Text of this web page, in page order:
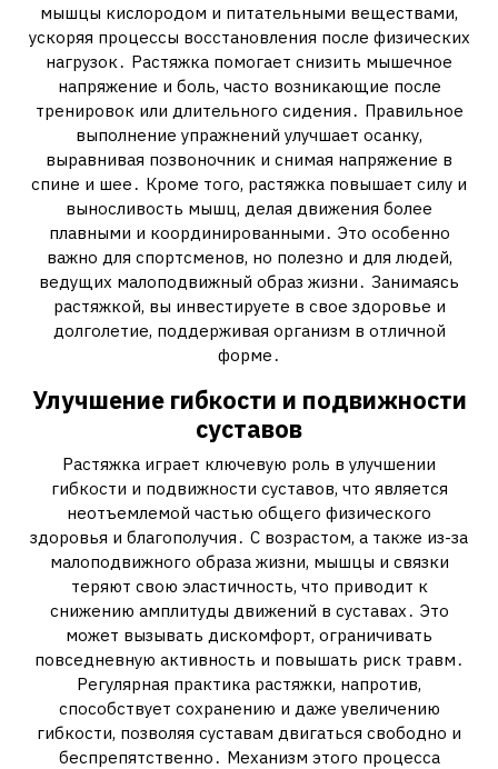
мышцы кислородом и питательными веществами,
ускоряя процессы восстановления после физических
нагрузок․ Растяжка помогает снизить мышечное
напряжение и боль, часто возникающие после
тренировок или длительного сидения․ Правильное
выполнение упражнений улучшает осанку,
выравнивая позвоночник и снимая напряжение в
спине и шее․ Кроме того, растяжка повышает силу и
выносливость мышц, делая движения более
плавными и координированными․ Это особенно
важно для спортсменов, но полезно и для людей,
ведущих малоподвижный образ жизни․ Занимаясь
растяжкой, вы инвестируете в свое здоровье и
долголетие, поддерживая организм в отличной
форме․
Улучшение гибкости и подвижности
суставов
Растяжка играет ключевую роль в улучшении
гибкости и подвижности суставов, что является
неотъемлемой частью общего физического
здоровья и благополучия․ С возрастом, а также из-за
малоподвижного образа жизни, мышцы и связки
теряют свою эластичность, что приводит к
снижению амплитуды движений в суставах․ Это
может вызывать дискомфорт, ограничивать
повседневную активность и повышать риск травм․
Регулярная практика растяжки, напротив,
способствует сохранению и даже увеличению
гибкости, позволяя суставам двигаться свободно и
беспрепятственно․ Механизм этого процесса